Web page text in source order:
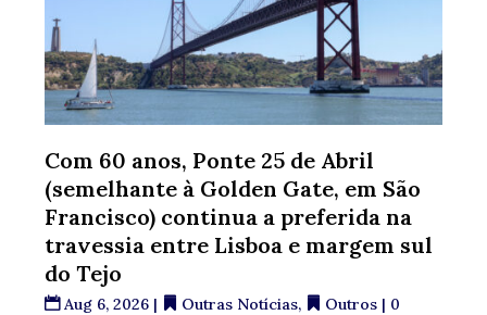
Com 60 anos, Ponte 25 de Abril
(semelhante à Golden Gate, em São
Francisco) continua a preferida na
travessia entre Lisboa e margem sul
do Tejo
Aug 6, 2026 | Outras Notícias, Outros | 0